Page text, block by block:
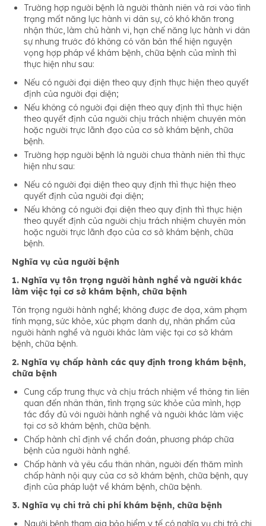
Trường hợp người bệnh là người thành niên và rơi vào tình
trạng mất năng lực hành vi dân sự, có khó khăn trong
nhận thức, làm chủ hành vi, hạn chế năng lực hành vi dân
sự nhưng trước đó không có văn bản thể hiện nguyện
vọng hợp pháp về khám bệnh, chữa bệnh của mình thì
thực hiện như sau:
Nếu có người đại diện theo quy định thực hiện theo quyết
định của người đại diện;
Nếu không có người đại diện theo quy định thì thực hiện
theo quyết định của người chịu trách nhiệm chuyên môn
hoặc người trực lãnh đạo của cơ sở khám bệnh, chữa
bệnh.
Trường hợp người bệnh là người chưa thành niên thì thực
hiện như sau:
Nếu có người đại diện theo quy định thì thực hiện theo
quyết định của người đại diện;
Nếu không có người đại diện theo quy định thì thực hiện
theo quyết định của người chịu trách nhiệm chuyên môn
hoặc người trực lãnh đạo của cơ sở khám bệnh, chữa
bệnh.
Nghĩa vụ của người bệnh
1. Nghĩa vụ tôn trọng người hành nghề và người khác
làm việc tại cơ sở khám bệnh, chữa bệnh
Tôn trọng người hành nghề; không được đe dọa, xâm phạm
tính mạng, sức khỏe, xúc phạm danh dự, nhân phẩm của
người hành nghề và người khác làm việc tại cơ sở khám
bệnh, chữa bệnh.
2. Nghĩa vụ chấp hành các quy định trong khám bệnh,
chữa bệnh
Cung cấp trung thực và chịu trách nhiệm về thông tin liên
quan đến nhân thân, tình trạng sức khỏe của mình, hợp
tác đầy đủ với người hành nghề và người khác làm việc
tại cơ sở khám bệnh, chữa bệnh.
Chấp hành chỉ định về chẩn đoán, phương pháp chữa
bệnh của người hành nghề.
Chấp hành và yêu cầu thân nhân, người đến thăm mình
chấp hành nội quy của cơ sở khám bệnh, chữa bệnh, quy
định của pháp luật về khám bệnh, chữa bệnh.
3. Nghĩa vụ chi trả chi phí khám bệnh, chữa bệnh
Người bệnh tham gia bảo hiểm y tế có nghĩa vụ chi trả chi